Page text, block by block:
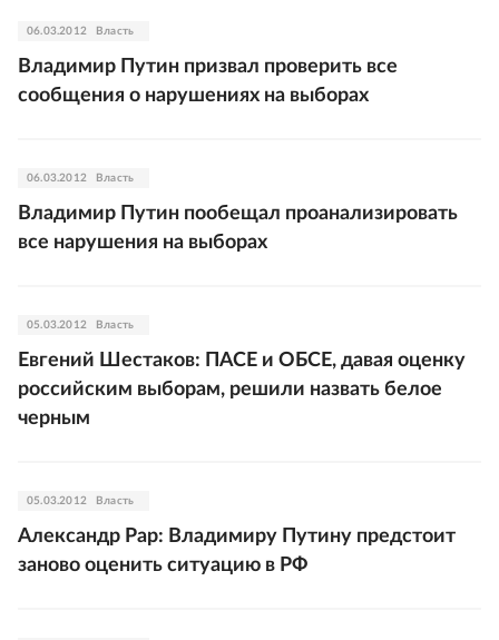
06.03.2012 Власть
Владимир Путин призвал проверить все
сообщения о нарушениях на выборах
06.03.2012 Власть
Владимир Путин пообещал проанализировать
все нарушения на выборах
05.03.2012 Власть
Евгений Шестаков: ПАСЕ и ОБСЕ, давая оценку
российским выборам, решили назвать белое
черным
05.03.2012 Власть
Александр Рар: Владимиру Путину предстоит
заново оценить ситуацию в РФ